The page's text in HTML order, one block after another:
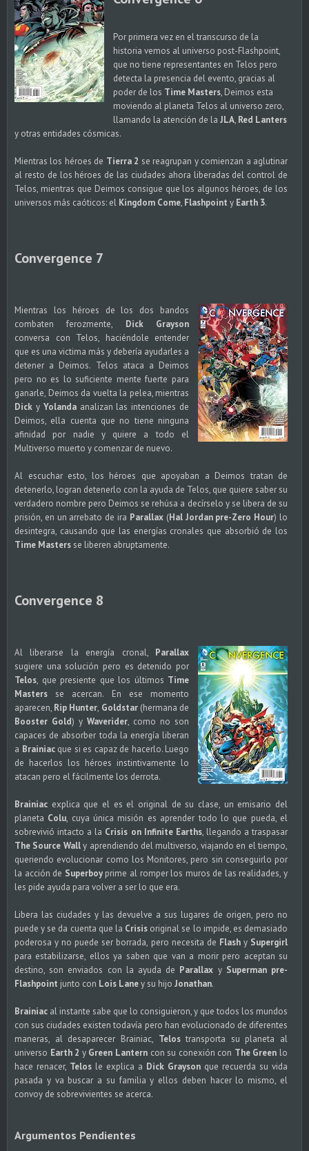
Por primera vez en el transcurso de la
historia vemos al universo post-Flashpoint,
que no tiene representantes en Telos pero
detecta la presencia del evento, gracias al
poder de los Time Masters, Deimos esta
moviendo al planeta Telos al universo zero,
llamando la atención de la JLA, Red Lanters
y otras entidades cósmicas.
Mientras los héroes de Tierra 2 se reagrupan y comienzan a aglutinar
al resto de los héroes de las ciudades ahora liberadas del control de
Telos, mientras que Deimos consigue que los algunos héroes, de los
universos más caóticos: el Kingdom Come, Flashpoint y Earth 3.
Convergence 7
Mientras los héroes de los dos bandos
combaten ferozmente, Dick Grayson
conversa con Telos, haciéndole entender
que es una victima más y debería ayudarles a
detener a Deimos. Telos ataca a Deimos
pero no es lo suficiente mente fuerte para
ganarle, Deimos da vuelta la pelea, mientras
Dick y Yolanda analizan las intenciones de
Deimos, ella cuenta que no tiene ninguna
afinidad por nadie y quiere a todo el
Multiverso muerto y comenzar de nuevo.
Al escuchar esto, los héroes que apoyaban a Deimos tratan de
detenerlo, logran detenerlo con la ayuda de Telos, que quiere saber su
verdadero nombre pero Deimos se rehúsa a decírselo y se libera de su
prisión, en un arrebato de ira Parallax (Hal Jordan pre-Zero Hour) lo
desintegra, causando que las energías cronales que absorbió de los
Time Masters se liberen abruptamente.
Convergence 8
Al liberarse la energía cronal, Parallax
sugiere una solución pero es detenido por
Telos, que presiente que los últimos Time
Masters se acercan. En ese momento
aparecen, Rip Hunter, Goldstar (hermana de
Booster Gold) y Waverider, como no son
capaces de absorber toda la energía liberan
a Brainiac que si es capaz de hacerlo. Luego
de hacerlos los héroes instintivamente lo
atacan pero el fácilmente los derrota.
Brainiac explica que el es el original de su clase, un emisario del
planeta Colu, cuya única misión es aprender todo lo que pueda, el
sobrevivió intacto a la Crisis on Infinite Earths, llegando a traspasar
The Source Wally aprendiendo del multiverso, viajando en el tiempo,
queriendo evolucionar como los Monitores, pero sin conseguirlo por
la acción de Superboy prime al romper los muros de las realidades, y
les pide ayuda para volver a ser lo que era.
Libera las ciudades y las devuelve a sus lugares de origen, pero no
puede y se da cuenta que la Crisis original se lo impide, es demasiado
poderosa y no puede ser borrada, pero necesita de Flash y Supergirl
para estabilizarse, ellos ya saben que van a morir pero aceptan su
destino, son enviados con la ayuda de Parallax y Superman pre-
Flashpoint junto con Lois Laney su hijo Jonathan.
Brainiac al instante sabe que lo consiguieron, y que todos los mundos
con sus ciudades existen todavía pero han evolucionado de diferentes
maneras, al desaparecer Brainiac, Telostransporta su planeta al
universo Earth 2 y Green Lanterncon su conexión con The Green lo
hace renacer, Telos le explica a Dick Grayson que recuerda su vida
pasada y va buscar a su familia y ellos deben hacer lo mismo, el
convoy de sobrevivientes se acerca.
Argumentos Pendientes